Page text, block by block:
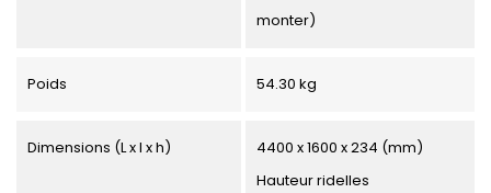
monter)
Poids 54.30 kg
Dimensions (L x l x h)
4400 x 1600 x 234 (mm)
Hauteur ridelles